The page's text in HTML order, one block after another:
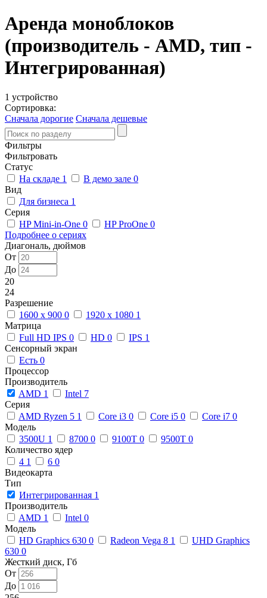
Аренда моноблоков
(производитель - AMD, тип -
Интегрированная)
1 устройство
Сортировка:
Сначала дорогие Сначала дешевые
Фильтры
Фильтровать
Статус
На складе 1 В демо зале 0
Вид
Для бизнеса 1
Серия
HP Mini-in-One 0 HP ProOne 0
Подробнее о сериях
Диагональ, дюймов
От
До
20
24
Разрешение
1600 x 900 0 1920 x 1080 1
Матрица
Full HD IPS 0 HD 0 IPS 1
Сенсорный экран
Есть 0
Процессор
Производитель
AMD 1 Intel 7
Серия
AMD Ryzen 5 1 Core i3 0 Core i5 0 Core i7 0
Модель
3500U 1 8700 0 9100T 0 9500T 0
Количество ядер
4 1 6 0
Видеокарта
Тип
Интегрированная 1
Производитель
AMD 1 Intel 0
Модель
HD Graphics 630 0 Radeon Vega 8 1
UHD Graphics
630 0
Жесткий диск, Гб
От
До